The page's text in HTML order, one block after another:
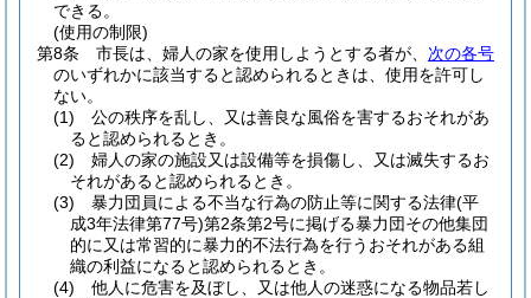
できる。
(使用の制限)
第8条
市長は、婦人の家を使用しようとする者が、 次の各号
のいずれかに該当すると認められるときは、使用を許可し
ない。
(1)
公の秩序を乱し、又は善良な風俗を害するおそれがあ
ると認められるとき。
(2)
婦人の家の施設又は設備等を損傷し、又は滅失するお
それがあると認められるとき。
(3)
暴力団員による不当な行為の防止等に関する法律(平
成3年法律第77号)第2条第2号に掲げる暴力団その他集団
的に又は常習的に暴力的不法行為を行うおそれがある組
織の利益になると認められるとき。
(4)
他人に危害を及ぼし、又は他人の迷惑になる物品若し